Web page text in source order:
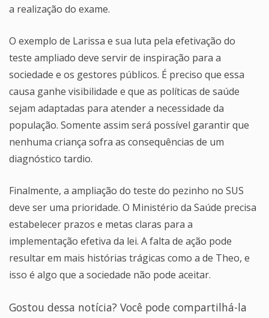
a realização do exame.
O exemplo de Larissa e sua luta pela efetivação do
teste ampliado deve servir de inspiração para a
sociedade e os gestores públicos. É preciso que essa
causa ganhe visibilidade e que as políticas de saúde
sejam adaptadas para atender a necessidade da
população. Somente assim será possível garantir que
nenhuma criança sofra as consequências de um
diagnóstico tardio.
Finalmente, a ampliação do teste do pezinho no SUS
deve ser uma prioridade. O Ministério da Saúde precisa
estabelecer prazos e metas claras para a
implementação efetiva da lei. A falta de ação pode
resultar em mais histórias trágicas como a de Theo, e
isso é algo que a sociedade não pode aceitar.
Gostou dessa notícia? Você pode compartilhá-la